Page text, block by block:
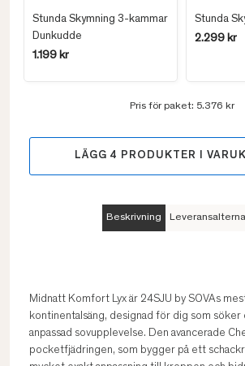
Stunda Skymning 3-kammar
Dunkudde
1.199 kr
Stunda
2.299 kr
Pris för paket: 5.376 kr
LÄGG 4 PRODUKTER I
Beskrivning
Midnatt Komfort Lyx är 24SJU by SOVAs
kontinentalsäng, designad för dig som söker
anpassad sovupplevelse. Den avancerade
pocketfjädringen, som bygger på ett